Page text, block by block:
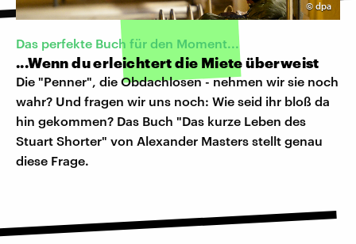
© dpa
Das perfekte Buch für den Moment...
...Wenn du erleichtert die Miete überweist
Die "Penner", die Obdachlosen - nehmen wir sie noch
wahr? Und fragen wir uns noch: Wie seid ihr bloß da
hin gekommen? Das Buch "Das kurze Leben des
Stuart Shorter" von Alexander Masters stellt genau
diese Frage.